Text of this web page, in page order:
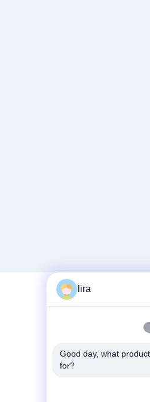
Tel.
lira
Good day, what
for?